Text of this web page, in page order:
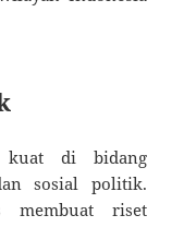
di bidang
sosial politik.
membuat riset